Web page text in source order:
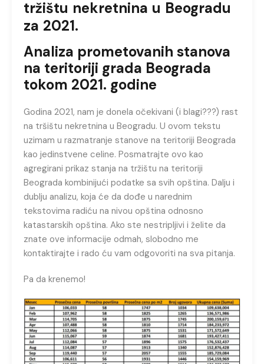
tržištu nekretnina u Beogradu
za 2021.
Analiza prometovanih stanova
na teritoriji grada Beograda
tokom 2021. godine
Godina 2021, nam je donela očekivani (i blagi???) rast
na tršištu nekretnina u Beogradu. U ovom tekstu
uzimam u razmatranje stanove na teritoriji Beograda
kao jedinstvene celine. Posmatrajte ovo kao
agregirani prikaz stanja na tržištu na teritoriji
Beograda kombinijući podatke sa svih opština. Dalju i
dublju analizu, koja će da dođe u narednim
tekstovima radiću na nivou opština odnosno
katastarskih opština. Ako ste nestripljivi i želite da
znate ove informacije odmah, slobodno me
kontaktirajte i rado ću vam odgovoriti na sva pitanja.
Pa da krenemo!